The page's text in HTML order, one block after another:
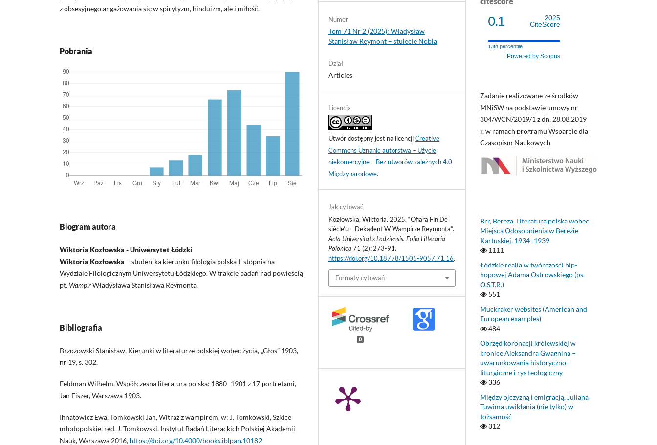
z obsesyjnego angażowania się w spirytyzm, hinduizm, ale i miłość.
Pobrania
Biogram autora
Wiktoria Kozłowska - Uniwersytet Łódzki
Wiktoria Kozłowska – studentka kierunku filologia polska II stopnia na
Wydziale Filologicznym Uniwersytetu Łódzkiego. W trakcie badań nad powieścią
pt. WampirWładysława Stanisława Reymonta.
Bibliografia
Brzozowski Stanisław, Kierunki w literaturze polskiej wobec życia, „Głos” 1903,
nr 19, s. 302.
Feldman Wilhelm, Współczesna literatura polska: 1880–1901 z 17 portretami,
Jan Fiszer, Warszawa 1903.
Ihnatowicz Ewa, Tomkowski Jan, Witraż z wampirem, w: J. Tomkowski, Szkice
młodopolskie, red. J. Tomkowski, Instytut Badań Literackich Polskiej Akademii
Nauk, Warszawa 2016, https://doi.org/10.4000/books.iblpan.10182
Numer
Tom 71 Nr 2 (2025): Władysław
Stanisław Reymont – stulecie Nobla
Dział
Articles
Licencja
Utwór dostępny jest na licencjiCreative
Commons Uznanie autorstwa – Użycie
niekomercyjne – Bez utworów zależnych 4.0
Międzynarodowe.
Jak cytować
Kozłowska, Wiktoria. 2025. “Ofiara Fin De
siècle’u – Dekadent W Wampirze Reymonta”.
Acta Universitatis Lodziensis. Folia Litteraria
Polonica 71 (2): 273-91.
https://doi.org/10.18778/1505-9057.71.16.
Formaty cytowań
0
0.1
2025
CiteScore
13th percentile
Powered by Scopus
Zadanie realizowane ze środków
MNiSW na podstawie umowy nr
304/WCN/2019/1 z dn. 28.08.2019
r. w ramach programu Wsparcie dla
Czasopism Naukowych
Brr, Bereza. Literatura polska wobec
Miejsca Odosobnienia w Berezie
Kartuskiej. 1934–1939
1111
Łódzkie realia w twórczości hip-
hopowej Adama Ostrowskiego (ps.
O.S.T.R.)
551
Muckraker websites (American and
European examples)
484
Obrzęd koronacji królewskiej w
kronice Aleksandra Gwagnina –
uwarunkowania historyczno-
liturgiczne i rys teologiczny
336
Między ojczyzną i emigracją. Juliana
Tuwima uwikłania (nie tylko) w
tożsamość
312